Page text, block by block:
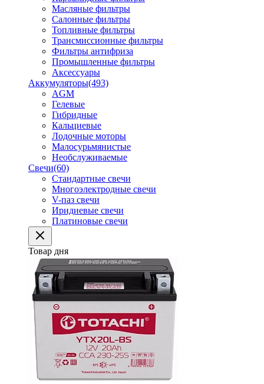
Масляные фильтры
Салонные фильтры
Топливные фильтры
Трансмиссионные фильтры
Фильтры антифриза
Промышленные фильтры
Аксессуары
Аккумуляторы(493)
AGM
Гелевые
Гибридные
Кальциевые
Лодочные моторы
Малосурьмянистые
Необслуживаемые
Свечи(60)
Стандартные свечи
Многоэлектродные свечи
V-паз свечи
Иридиевые свечи
Платиновые свечи
Товар дня